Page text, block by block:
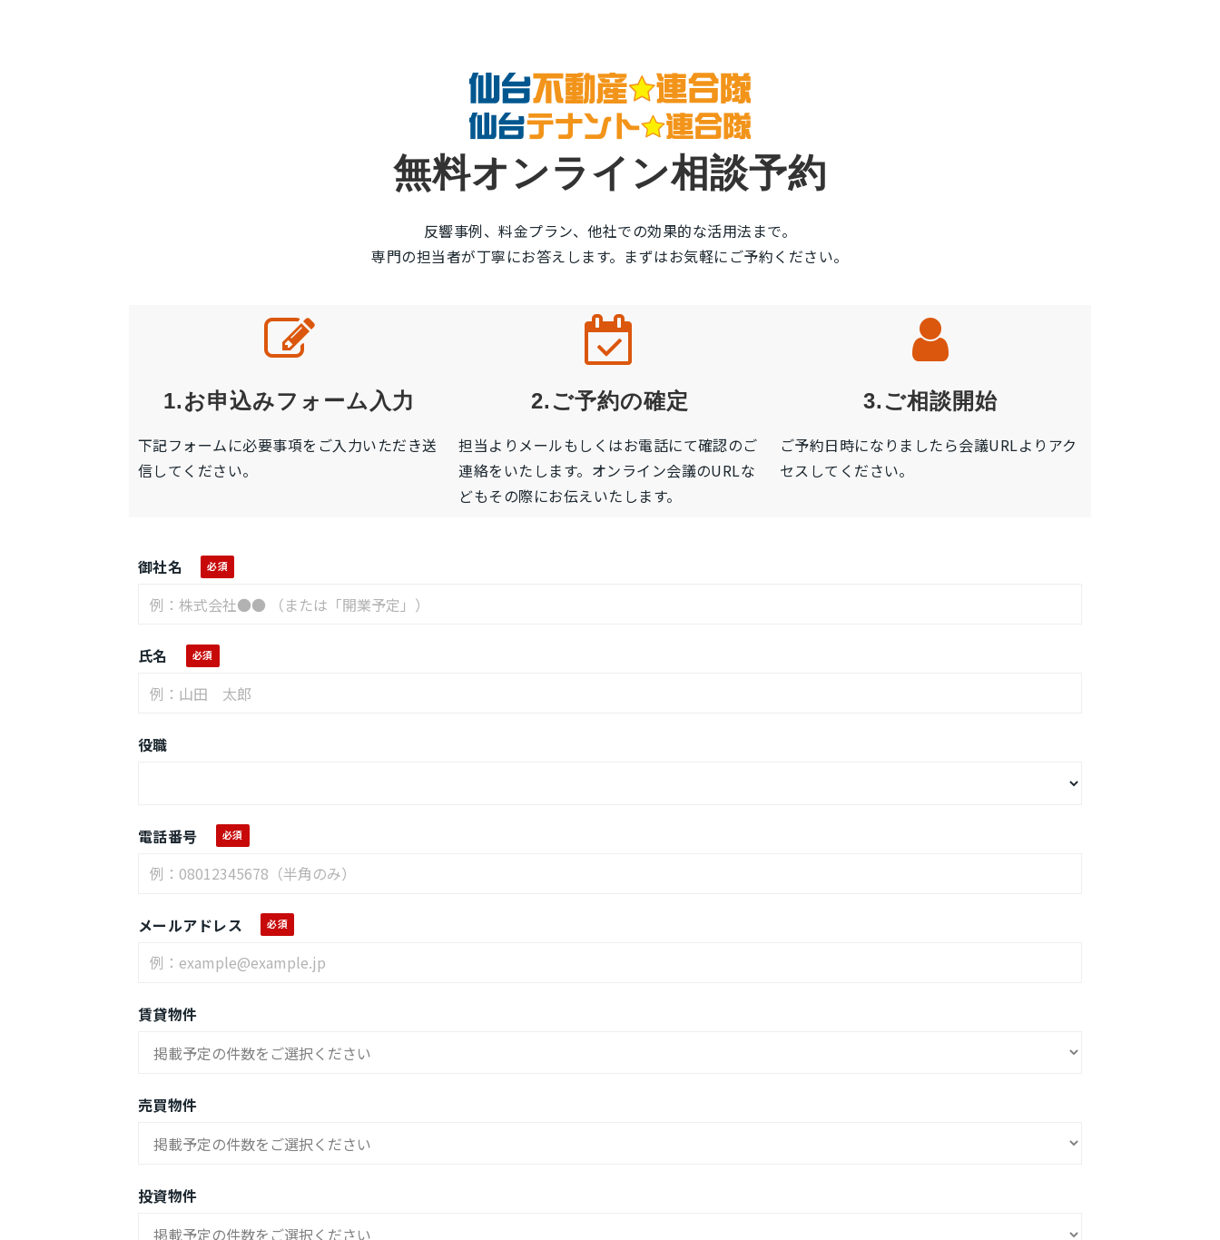
無料オンライン相談予約
反響事例、料金プラン、他社での効果的な活用法まで。
専門の担当者が丁寧にお答えします。まずはお気軽にご予約ください。
1.お申込みフォーム入力
下記フォームに必要事項をご入力いただき送
信してください。
2.ご予約の確定
担当よりメールもしくはお電話にて確認のご
連絡をいたします。オンライン会議のURLな
どもその際にお伝えいたします。
3.ご相談開始
ご予約日時になりましたら会議URLよりアク
セスしてください。
御社名
氏名
役職
電話番号
メールアドレス
賃貸物件
売買物件
投資物件